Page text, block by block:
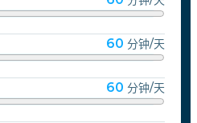
60 分钟/天
60 分钟/天